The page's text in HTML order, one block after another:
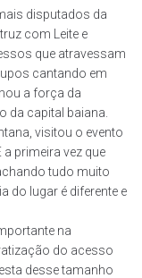
disputados da
com Leite e
que atravessam
cantando em
a força da
da capital baiana.
visitou o evento
a primeira vez que
tudo muito
do lugar é diferente e
na
do acesso
desse tamanho